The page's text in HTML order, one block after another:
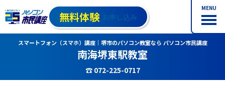
MENU
無料体験 お申し込み
スマートフォン（スマホ）講座｜堺市のパソコン教室なら パソコン市民講座
南海堺東駅教室
☎ 072-225-0717